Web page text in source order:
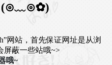
(⊙﹏⊙✿)
网站，首先保证网址是从浏
屏蔽一些站哦~>
哦~